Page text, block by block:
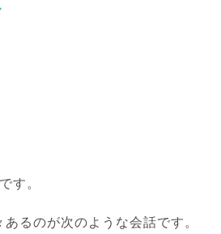
す。
るのが次のような会話です。